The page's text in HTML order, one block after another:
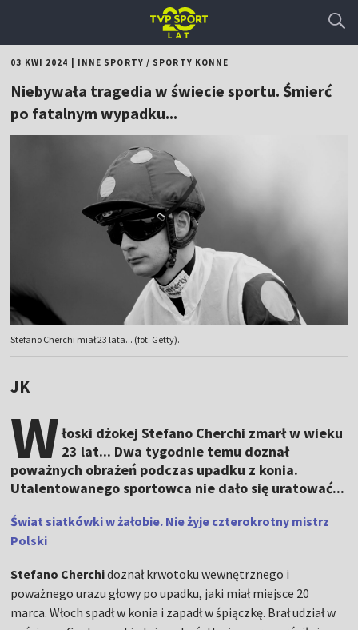
03 KWI 2024 INNE SPORTY / SPORTY KONNE
Niebywała tragedia w świecie sportu. Śmierć
po fatalnym wypadku...
Stefano Cherchi miał 23 lata... (fot. Getty).
JK
Włoski dżokej Stefano Cherchi zmarł w wieku
23 lat... Dwa tygodnie temu doznał
poważnych obrażeń podczas upadku z konia.
Utalentowanego sportowca nie dało się uratować...
Świat siatkówki w żałobie. Nie żyje czterokrotny mistrz
Polski
Stefano Cherchidoznał krwotoku wewnętrznego i
poważnego urazu głowy po upadku, jaki miał miejsce 20
marca. Włoch spadł w konia i zapadł w śpiączkę. Brał udział w